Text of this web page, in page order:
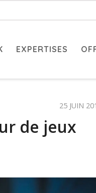
EXPERTISES
25 JUIN
de jeux